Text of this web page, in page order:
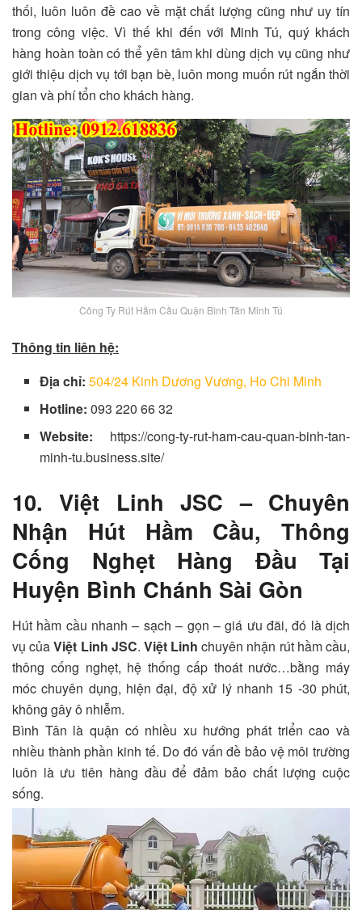
thối, luôn luôn đề cao về mặt chất lượng cũng như uy tín
trong công việc. Vì thế khi đến với Minh Tú, quý khách
hàng hoàn toàn có thể yên tâm khi dùng dịch vụ cũng như
giới thiệu dịch vụ tới bạn bè, luôn mong muốn rút ngắn thời
gian và phí tổn cho khách hàng.
Công Ty Rút Hầm Cầu Quận Bình Tân Minh Tú
Thông tin liên hệ:
Địa chỉ: 504/24 Kinh Dương Vương, Ho Chi Minh
Hotline: 093 220 66 32
Website: https://cong-ty-rut-ham-cau-quan-binh-tan-
minh-tu.business.site/
10. Việt Linh JSC – Chuyên
Nhận Hút Hầm Cầu, Thông
Cống Nghẹt Hàng Đầu Tại
Huyện Bình Chánh Sài Gòn
Hút hầm cầu nhanh – sạch – gọn – giá ưu đãi, đó là dịch
vụ củaViệt Linh JSC. Việt Linh chuyên nhận rút hầm cầu,
thông cống nghẹt, hệ thống cấp thoát nước…bằng máy
móc chuyên dụng, hiện đại, độ xử lý nhanh 15 -30 phút,
không gây ô nhiễm.
Bình Tân là quận có nhiều xu hướng phát triển cao và
nhiều thành phần kinh tế. Do đó vấn đề bảo vệ môi trường
luôn là ưu tiên hàng đầu để đảm bảo chất lượng cuộc
sống.